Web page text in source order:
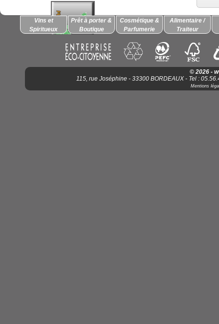
Vins et
Spiritueux
Prêt à porter &
Boutique
Cosmétique &
Parfumerie
Alimentaire /
Traiteur
© 2026 -
115, rue Joséphine - 33300 BORDEAUX - Tel :
Mentions